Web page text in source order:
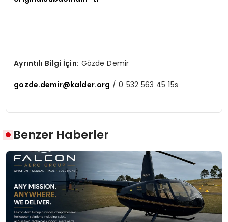
Ayrıntılı Bilgi İçin: Gözde Demir
gozde.demir@kalder.org / 0 532 563 45 15s
Benzer Haberler